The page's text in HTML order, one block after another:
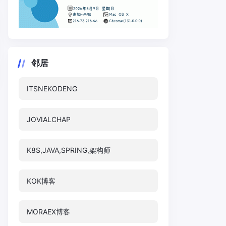
邻居
ITSNEKODENG
JOVIALCHAP
K8S,JAVA,SPRING,架构师
KOK博客
MORAEX博客